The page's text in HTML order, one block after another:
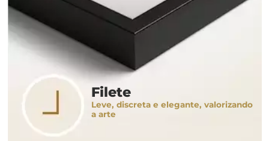
Filete
Leve, discreta e elegante, valorizando
a arte